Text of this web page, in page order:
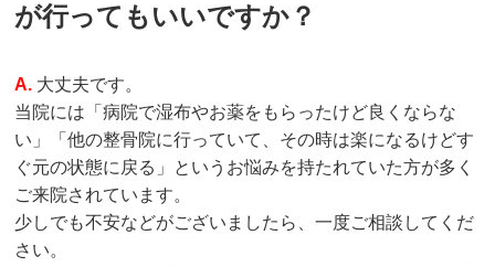
が行ってもいいですか？
A. 大丈夫です。
当院には「病院で湿布やお薬をもらったけど良くならな
い」「他の整骨院に行っていて、その時は楽になるけどす
ぐ元の状態に戻る」というお悩みを持たれていた方が多く
ご来院されています。
少しでも不安などがございましたら、一度ご相談してくだ
さい。